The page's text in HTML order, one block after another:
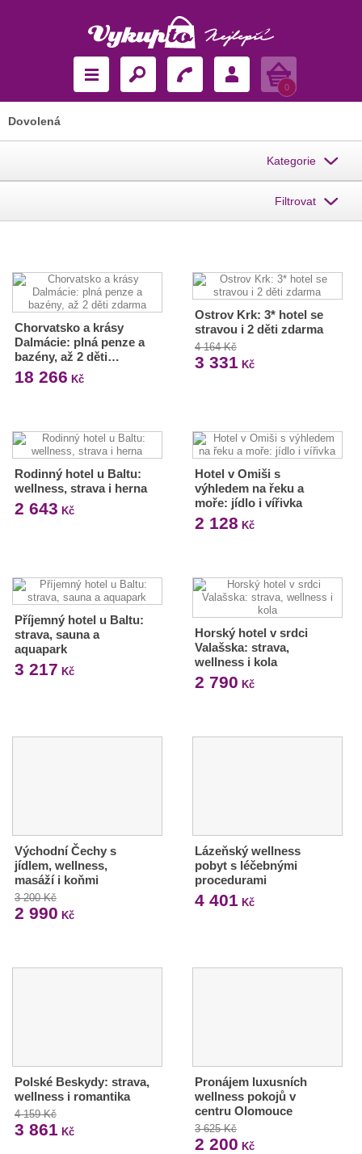
Košík
0
Dovolená
Kategorie
Filtrovat
Chorvatsko a krásy
Dalmácie: plná penze a
bazény, až 2 děti…
18 266 Kč
Ostrov Krk: 3* hotel se
stravou i 2 děti zdarma
4 164 Kč
3 331 Kč
Rodinný hotel u Baltu:
wellness, strava i herna
2 643 Kč
Hotel v Omiši s
výhledem na řeku a
moře: jídlo i vířivka
2 128 Kč
Příjemný hotel u Baltu:
strava, sauna a
aquapark
3 217 Kč
Horský hotel v srdci
Valašska: strava,
wellness i kola
2 790 Kč
Východní Čechy s
jídlem, wellness,
masáží i koňmi
3 200 Kč
2 990 Kč
Lázeňský wellness
pobyt s léčebnými
procedurami
4 401 Kč
Polské Beskydy: strava,
wellness i romantika
4 159 Kč
3 861 Kč
Pronájem luxusních
wellness pokojů v
centru Olomouce
3 625 Kč
2 200 Kč